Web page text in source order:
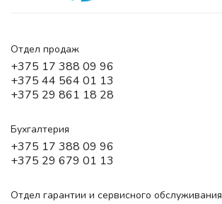
Отдел продаж
+375 17 388 09 96
+375 44 564 01 13
+375 29 861 18 28
Бухгалтерия
+375 17 388 09 96
+375 29 679 01 13
Отдел гарантии и сервисного обслуживания